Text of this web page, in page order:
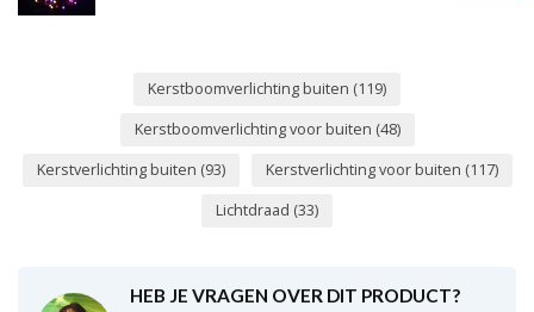
Kerstboomverlichting buiten (119)
Kerstboomverlichting voor buiten (48)
Kerstverlichting buiten (93) Kerstverlichting voor buiten (117)
Lichtdraad (33)
HEB JE VRAGEN OVER DIT PRODUCT?